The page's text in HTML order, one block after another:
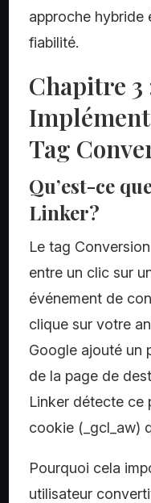
approche hybride
fiabilité.
Chapitre 3
Tag
Qu’est-ce
Linker?
Le tag
entre un clic sur
événement de
clique sur votre
Google ajouté un
de la page de
Linker détecte ce
cookie (_gcl_aw)
Pourquoi cela
utilisateur